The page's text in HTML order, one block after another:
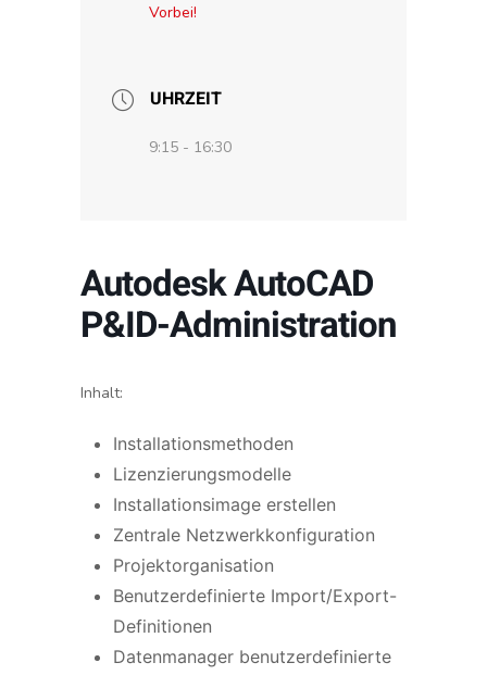
Vorbei!
UHRZEIT
9:15 - 16:30
Autodesk AutoCAD
P&ID-Administration
Inhalt:
Installationsmethoden
Lizenzierungsmodelle
Installationsimage erstellen
Zentrale Netzwerkkonfiguration
Projektorganisation
Benutzerdefinierte Import/Export-
Definitionen
Datenmanager benutzerdefinierte